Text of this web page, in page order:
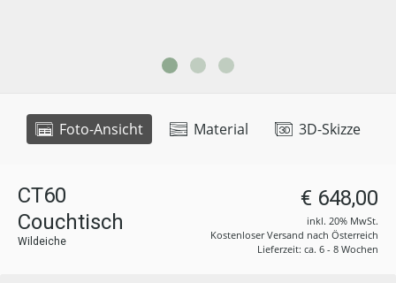
Foto-Ansicht Material 3D-Skizze
CT60
Couchtisch
Wildeiche
€ 648,00
inkl. 20% MwSt.
Kostenloser Versand nach Österreich
Lieferzeit: ca. 6 - 8 Wochen